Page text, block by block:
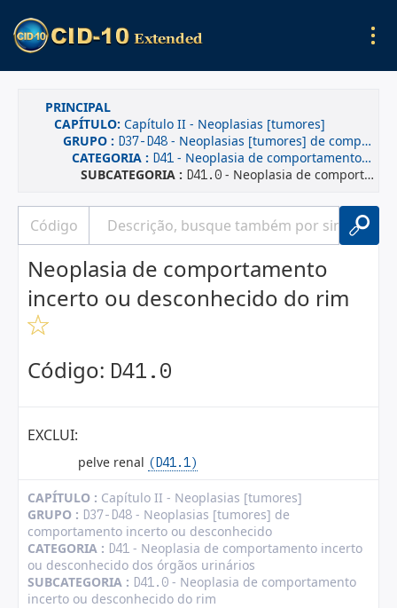
PRINCIPAL
CAPÍTULO: Capítulo II - Neoplasias [tumores]
GRUPO : D37-D48 - Neoplasias [tumores] de comportamento incerto ou desconhecido
CATEGORIA : D41 - Neoplasia de comportamento incerto ou desconhecido dos órgãos urinários
SUBCATEGORIA : D41.0 - Neoplasia de comportamento incerto ou desconhecido do rim
Neoplasia de comportamento
incerto ou desconhecido do rim
Código: D41.0
EXCLUI:
pelve renal (D41.1)
CAPÍTULO : Capítulo II - Neoplasias [tumores]
GRUPO : D37-D48 - Neoplasias [tumores] de
comportamento incerto ou desconhecido
CATEGORIA : D41 - Neoplasia de comportamento incerto
ou desconhecido dos órgãos urinários
SUBCATEGORIA : D41.0 - Neoplasia de comportamento
incerto ou desconhecido do rim